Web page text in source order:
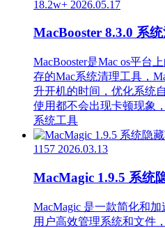
18.2w+ 2026.05.17
MacBooster 8.3.0 系
MacBooster是Mac os平台
存的Mac系统清理工具，
升开机的时间，优化系统
使用都不会出现卡顿现象
系统工具
1157 2026.03.13
MacMagic 1.9.5 系统
MacMagic 是一款简化和
用户高效管理系统和文件